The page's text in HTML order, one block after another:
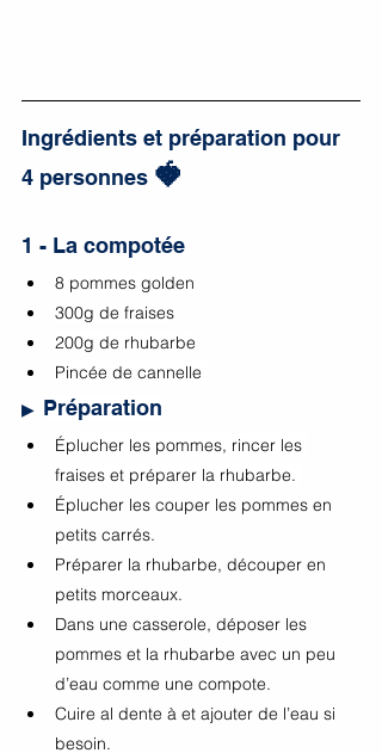
Ingrédients et préparation pour
4 personnes 🍓
1 - La compotée
8 pommes golden
300g de fraises
200g de rhubarbe
Pincée de cannelle
▶ Préparation
Éplucher les pommes, rincer les
fraises et préparer la rhubarbe.
Éplucher les couper les pommes en
petits carrés.
Préparer la rhubarbe, découper en
petits morceaux.
Dans une casserole, déposer les
pommes et la rhubarbe avec un peu
d’eau comme une compote.
Cuire al dente à et ajouter de l’eau si
besoin.